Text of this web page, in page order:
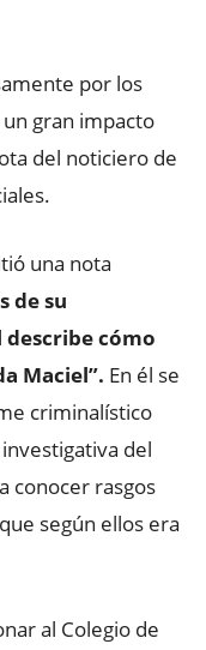
por los
gran impacto
del noticiero de
una nota
de su
cómo
Maciel”. En él se
criminalístico
del
conocer rasgos
según ellos era
al Colegio de